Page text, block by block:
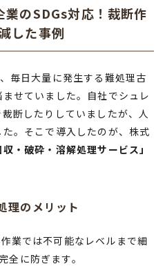
業のSDGs対応！裁断作
した事例
毎日大量に発生する難処理古
せていました。自社でシュレ
断したりしていましたが、人
。そこで導入したのが、株式
収・破砕・溶解処理サービス」
理のメリット
業では不可能なレベルまで細
全に防ぎます。